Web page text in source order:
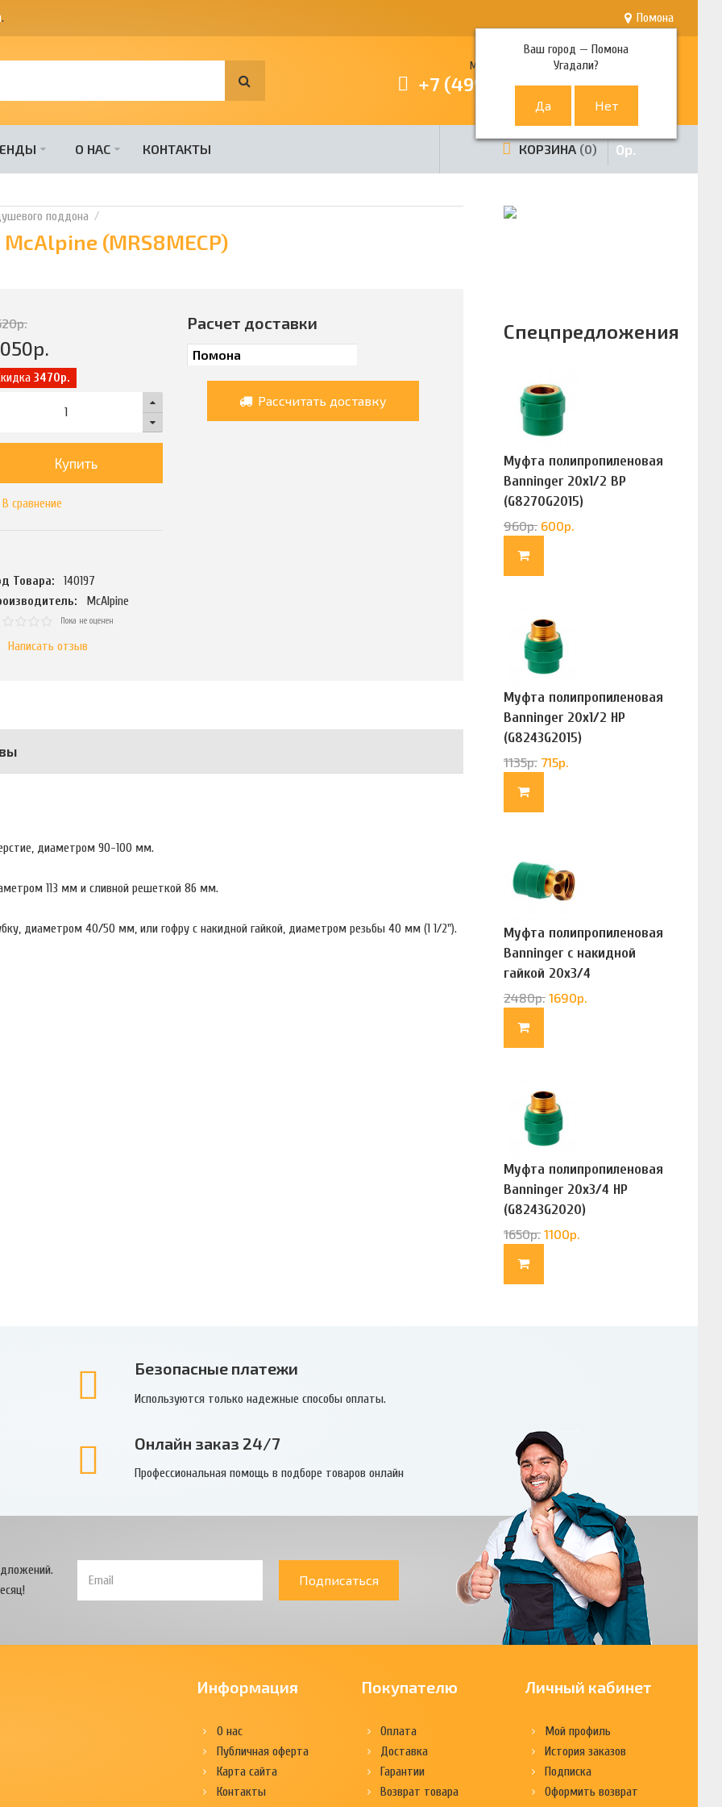
. Помона
Ваш город —Помона
Угадали?
Многоканальный телефон
+7 (499) 380-80-80
О НАС КОНТАКТЫ КОРЗИНА 0 0р.
поддона
(MRS8MECP)
р.
р.
3470р.
Купить
В сравнение
Товара:
140197
McAlpine
Пока не оценен
Написать отзыв
Расчет доставки
Рассчитать доставку
диаметром 90-100 мм.
113 мм и сливной решеткой 86 мм.
диаметром 40/50 мм, или гофру с накидной гайкой, диаметром резьбы 40 мм (1 1/2").
Спецпредложения
Муфта полипропиленовая
Banninger 20х1/2 ВР
(G8270G2015)
960р. 600р.
Муфта полипропиленовая
Banninger 20х1/2 НР
(G8243G2015)
1135р. 715р.
Муфта полипропиленовая
Banninger с накидной
гайкой 20х3/4
(G83322020)
2480р. 1690р.
Муфта полипропиленовая
Banninger 20х3/4 НР
(G8243G2020)
1650р. 1100р.
Безопасные платежи
Используются только надежные способы оплаты.
Онлайн заказ 24/7
Профессиональная помощь в подборе товаров онлайн
Подписаться
Информация
О нас
Публичная оферта
Карта сайта
Контакты
Покупателю
Оплата
Доставка
Гарантии
Возврат товара
Личный кабинет
Мой профиль
История заказов
Подписка
Оформить возврат